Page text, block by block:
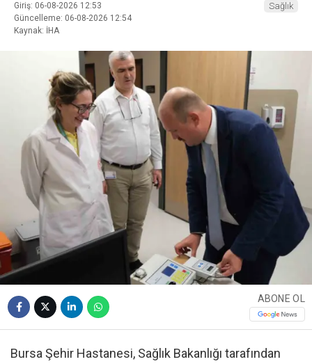
Giriş: 06-08-2026 12:53
Güncelleme: 06-08-2026 12:54
Kaynak: İHA
Sağlık
ABONE OL
Bursa Şehir Hastanesi, Sağlık Bakanlığı tarafından